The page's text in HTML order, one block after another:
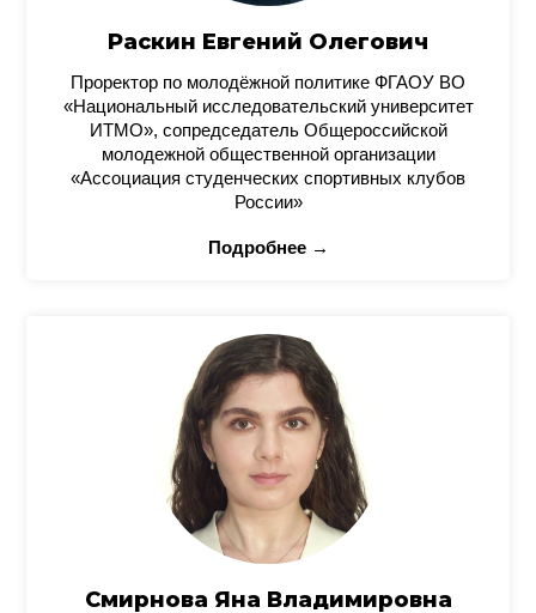
Раскин Евгений Олегович
Проректор по молодёжной политике ФГАОУ ВО
«Национальный исследовательский университет
ИТМО», сопредседатель Общероссийской
молодежной общественной организации
«Ассоциация студенческих спортивных клубов
России»
Подробнее →
Смирнова Яна Владимировна